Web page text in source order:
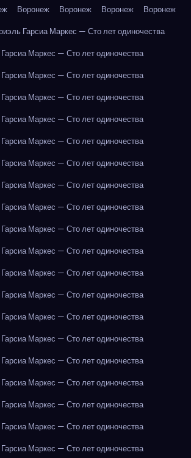
Воронеж Воронеж Воронеж
Воронеж
Гарсиа Маркес — Сто лет одиночества
Гарсиа Маркес — Сто лет одиночества
Гарсиа Маркес — Сто лет одиночества
Гарсиа Маркес — Сто лет одиночества
Гарсиа Маркес — Сто лет одиночества
Гарсиа Маркес — Сто лет одиночества
Гарсиа Маркес — Сто лет одиночества
Гарсиа Маркес — Сто лет одиночества
Гарсиа Маркес — Сто лет одиночества
Гарсиа Маркес — Сто лет одиночества
Гарсиа Маркес — Сто лет одиночества
Гарсиа Маркес — Сто лет одиночества
Гарсиа Маркес — Сто лет одиночества
Гарсиа Маркес — Сто лет одиночества
Гарсиа Маркес — Сто лет одиночества
Гарсиа Маркес — Сто лет одиночества
Гарсиа Маркес — Сто лет одиночества
Гарсиа Маркес — Сто лет одиночества
Гарсиа Маркес — Сто лет одиночества
Гарсиа Маркес — Сто лет одиночества